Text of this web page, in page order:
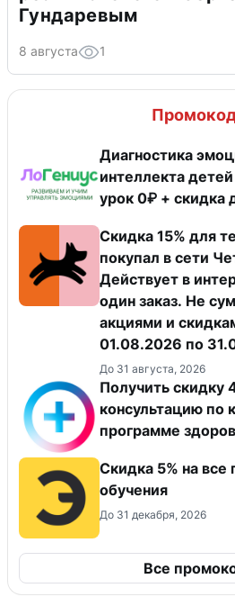
Гундаревым
8 августа 1
Диагностика
интеллекта
урок 0₽ + скидка
Скидка 15% для
покупал в сети
Действует в
один заказ. Не
акциями и
01.08.2026 по
(включительно).
До 31 августа, 2026
Получить скидку
консультацию по
программе
Скидка 5% на
обучения
До 31 декабря, 2026
Все